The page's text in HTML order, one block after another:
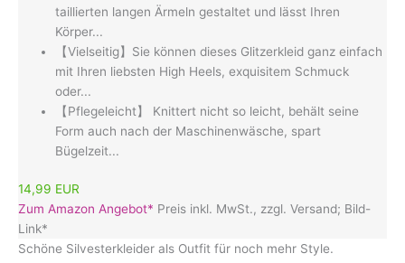
taillierten langen Ärmeln gestaltet und lässt Ihren
Körper...
【Vielseitig】Sie können dieses Glitzerkleid ganz einfach
mit Ihren liebsten High Heels, exquisitem Schmuck
oder...
【Pflegeleicht】 Knittert nicht so leicht, behält seine
Form auch nach der Maschinenwäsche, spart
Bügelzeit...
14,99 EUR
Zum Amazon Angebot* Preis inkl. MwSt., zzgl. Versand; Bild-
Link*
Schöne Silvesterkleider als Outfit für noch mehr Style.